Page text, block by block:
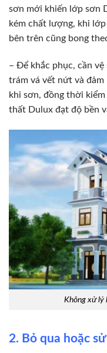
sơn mới khiến lớp sơn
kém chất lượng, khi
bên trên cũng bong
– Để khắc phục, cần
trám vá vết nứt và
khi sơn, đồng thời
thất Dulux đạt độ bền
Không xử lý
2. Bỏ qua hoặc